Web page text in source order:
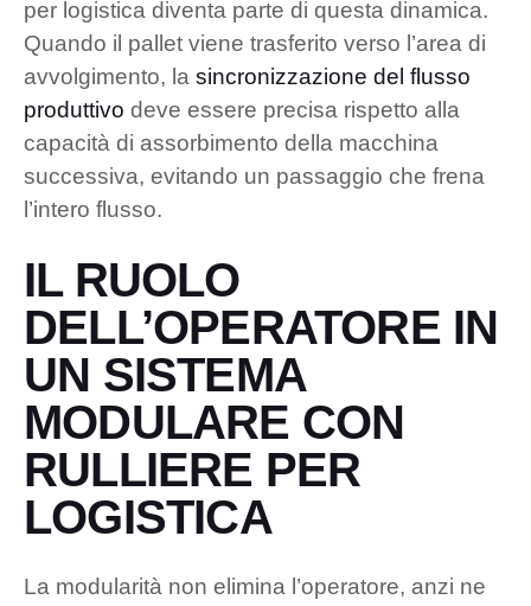
per logistica diventa parte di questa dinamica.
Quando il pallet viene trasferito verso l’area di
avvolgimento, la sincronizzazione del flusso
produttivo deve essere precisa rispetto alla
capacità di assorbimento della macchina
successiva, evitando un passaggio che frena
l’intero flusso.
IL RUOLO
DELL’OPERATORE IN
UN SISTEMA
MODULARE CON
RULLIERE PER
LOGISTICA
La modularità non elimina l’operatore, anzi ne